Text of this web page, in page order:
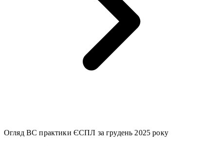
Огляд ВС практики ЄСПЛ за грудень 2025 року